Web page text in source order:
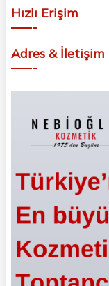
Hızlı Erişim
Adres & İletişim